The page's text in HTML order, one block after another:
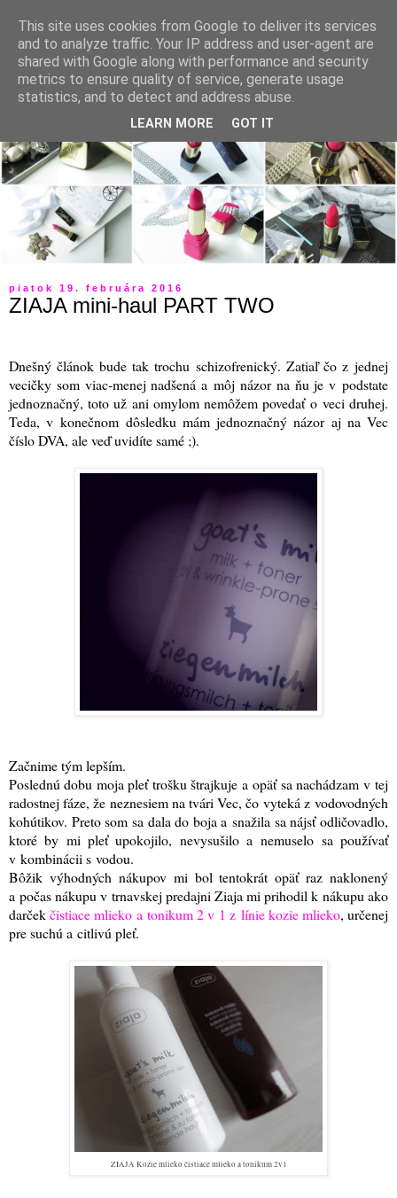
piatok 19. februára 2016
ZIAJA mini-haul PART TWO
Dnešný článok bude tak trochu schizofrenický. Zatiaľ čo z jednej
vecičky som viac-menej nadšená a môj názor na ňu je v podstate
jednoznačný, toto už ani omylom nemôžem povedať o veci druhej.
Teda, v konečnom dôsledku mám jednoznačný názor aj na Vec
číslo DVA, ale veď uvidíte samé ;).
Začnime tým lepším.
Poslednú dobu moja pleť trošku štrajkuje a opäť sa nachádzam v tej
radostnej fáze, že neznesiem na tvári Vec, čo vyteká z vodovodných
kohútikov. Preto som sa dala do boja a snažila sa nájsť odličovadlo,
ktoré by mi pleť upokojilo, nevysušilo a nemuselo sa používať
v kombinácii s vodou.
Bôžik výhodných nákupov mi bol tentokrát opäť raz naklonený
a počas nákupu v trnavskej predajni Ziaja mi prihodil k nákupu ako
darčekčistiace mlieko a tonikum 2 v 1 z línie kozie mlieko, určenej
pre suchú a citlivú pleť.
ZIAJA Kozie mlieko čistiace mlieko a tonikum 2v1
This site uses cookies from Google to deliver its services
and to analyze traffic. Your IP address and user-agent are
shared with Google along with performance and security
metrics to ensure quality of service, generate usage
statistics, and to detect and address abuse.
LEARN MORE GOT IT